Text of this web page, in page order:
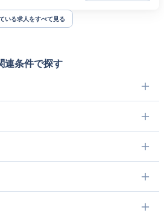
いる求人をすべて見る
連条件で探す